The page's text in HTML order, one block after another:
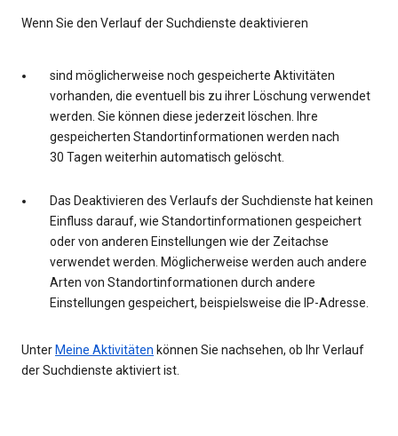
Wenn Sie den Verlauf der Suchdienste deaktivieren
sind möglicherweise noch gespeicherte Aktivitäten
vorhanden, die eventuell bis zu ihrer Löschung verwendet
werden. Sie können diese jederzeit löschen. Ihre
gespeicherten Standortinformationen werden nach
30 Tagen weiterhin automatisch gelöscht.
Das Deaktivieren des Verlaufs der Suchdienste hat keinen
Einfluss darauf, wie Standortinformationen gespeichert
oder von anderen Einstellungen wie der Zeitachse
verwendet werden. Möglicherweise werden auch andere
Arten von Standortinformationen durch andere
Einstellungen gespeichert, beispielsweise die IP-Adresse.
Unter Meine Aktivitäten können Sie nachsehen, ob Ihr Verlauf
der Suchdienste aktiviert ist.